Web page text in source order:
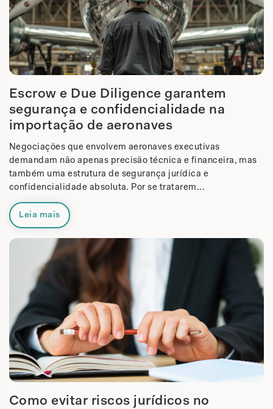
Escrow e Due Diligence garantem
segurança e confidencialidade na
importação de aeronaves
Negociações que envolvem aeronaves executivas
demandam não apenas precisão técnica e financeira, mas
também uma estrutura de segurança jurídica e
confidencialidade absoluta. Por se tratarem...
Leia mais
Como evitar riscos jurídicos no